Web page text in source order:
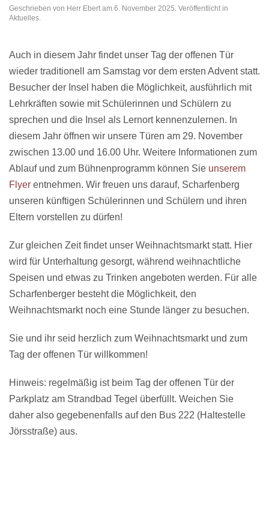
Geschrieben von Herr Ebert am 6. November 2025 . Veröffentlicht in
Aktuelles
Auch in diesem Jahr findet unser Tag der offenen Tür
wieder traditionell am Samstag vor dem ersten Advent statt.
Besucher der Insel haben die Möglichkeit, ausführlich mit
Lehrkräften sowie mit Schülerinnen und Schülern zu
sprechen und die Insel als Lernort kennenzulernen. In
diesem Jahr öffnen wir unsere Türen am 29. November
zwischen 13.00 und 16.00 Uhr. Weitere Informationen zum
Ablauf und zum Bühnenprogramm können Sie unserem
Flyer entnehmen. Wir freuen uns darauf, Scharfenberg
unseren künftigen Schülerinnen und Schülern und ihren
Eltern vorstellen zu dürfen!
Zur gleichen Zeit findet unser Weihnachtsmarkt statt. Hier
wird für Unterhaltung gesorgt, während weihnachtliche
Speisen und etwas zu Trinken angeboten werden. Für alle
Scharfenberger besteht die Möglichkeit, den
Weihnachtsmarkt noch eine Stunde länger zu besuchen.
Sie und ihr seid herzlich zum Weihnachtsmarkt und zum
Tag der offenen Tür willkommen!
Hinweis: regelmäßig ist beim Tag der offenen Tür der
Parkplatz am Strandbad Tegel überfüllt. Weichen Sie
daher also gegebenenfalls auf den Bus 222 (Haltestelle
Jörsstraße) aus.